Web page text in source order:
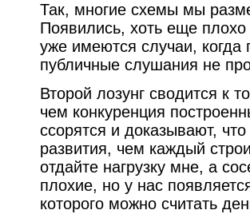
Так, многие схемы мы
Появились, хоть еще
уже имеются случаи,
публичные слушания не
Второй лозунг сводится к
чем конкуренция
ссорятся и доказывают,
развития, чем каждый
отдайте нагрузку мне, а
плохие, но у нас
которого можно считать